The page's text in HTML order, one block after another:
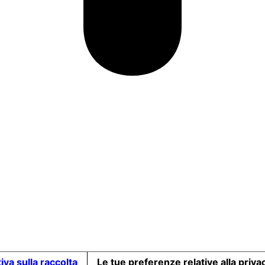
sulla raccolta Le tue preferenze relative alla